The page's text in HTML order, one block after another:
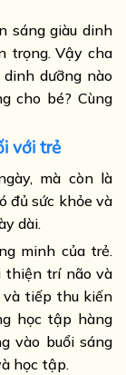
sáng giàu dinh
trọng. Vậy cha
dưỡng nào
cho bé? Cùng
với trẻ
mà còn là
đủ sức khỏe và
dài.
minh của trẻ.
thiện trí não và
tiếp thu kiến
học tập hàng
vào buổi sáng
học tập.